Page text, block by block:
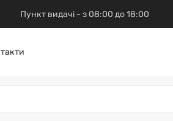
Пункт видачі - з 08:00 до 18:00